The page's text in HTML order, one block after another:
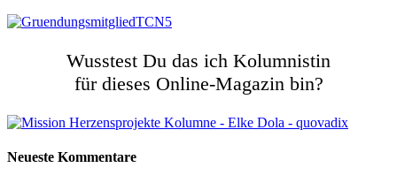
Wusstest Du das ich Kolumnistin
für dieses Online-Magazin bin?
Neueste Kommentare